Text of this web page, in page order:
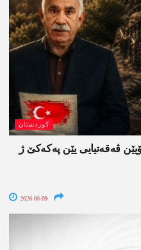
کوردستان
ڤەقەتیایی یێن پەکەکێ ژ
2026-08-09